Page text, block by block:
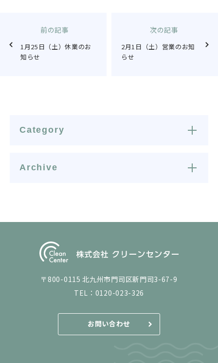
Category
Archive
前の記事
1月25日（土）休業のお
知らせ
次の記事
2月1日（土）営業のお知
らせ
〒800-0115 北九州市門司区新門司3-67-9
TEL： 0120-023-326
お問い合わせ